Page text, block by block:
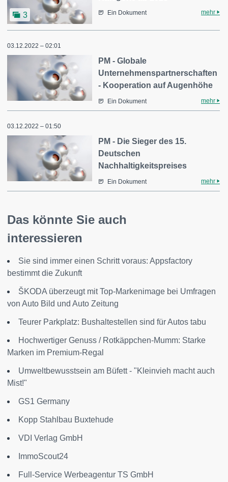
3 Ein Dokument mehr
03.12.2022 – 02:01
PM - Globale
Unternehmenspartnerschaften
- Kooperation auf Augenhöhe
Ein Dokument mehr
03.12.2022 – 01:50
PM - Die Sieger des 15.
Deutschen
Nachhaltigkeitspreises
Ein Dokument mehr
Das könnte Sie auch
interessieren
Sie sind immer einen Schritt voraus: Appsfactory
bestimmt die Zukunft
ŠKODA überzeugt mit Top-Markenimage bei Umfragen
von Auto Bild und Auto Zeitung
Teurer Parkplatz: Bushaltestellen sind für Autos tabu
Hochwertiger Genuss / Rotkäppchen-Mumm: Starke
Marken im Premium-Regal
Umweltbewusstsein am Büfett - "Kleinvieh macht auch
Mist!"
GS1 Germany
Kopp Stahlbau Buxtehude
VDI Verlag GmbH
ImmoScout24
Full-Service Werbeagentur TS GmbH